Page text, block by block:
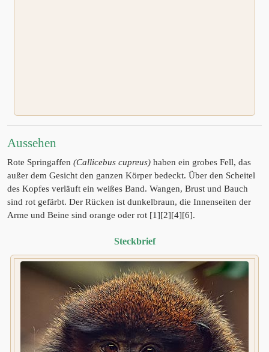
Aussehen
Rote Springaffen (Callicebus cupreus) haben ein grobes Fell, das
außer dem Gesicht den ganzen Körper bedeckt. Über den Scheitel
des Kopfes verläuft ein weißes Band. Wangen, Brust und Bauch
sind rot gefärbt. Der Rücken ist dunkelbraun, die Innenseiten der
Arme und Beine sind orange oder rot [1][2][4][6].
Steckbrief